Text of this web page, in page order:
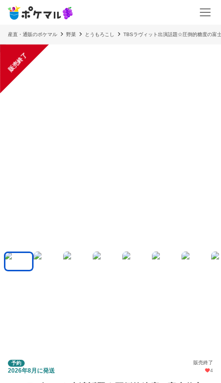
産直・通販のポケマル 野菜 とうもろこし TBSラヴィット出演話題☆圧倒的糖度の富
販売終了
予約 販売終了
2026年8月に発送 4